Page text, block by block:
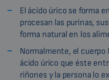
El ácido úrico se forma
procesan las purinas,
forma natural en los
Normalmente, el
ácido úrico que éste
riñones y la persona lo